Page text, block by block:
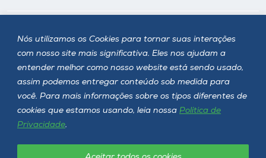
Nós utilizamos os Cookies para tornar suas interações
com nosso site mais significativa. Eles nos ajudam a
entender melhor como nosso website está sendo usado,
assim podemos entregar conteúdo sob medida para
você. Para mais informações sobre os tipos diferentes de
cookies que estamos usando, leia nossa Política de
Privacidade.
Siga a Unoesc